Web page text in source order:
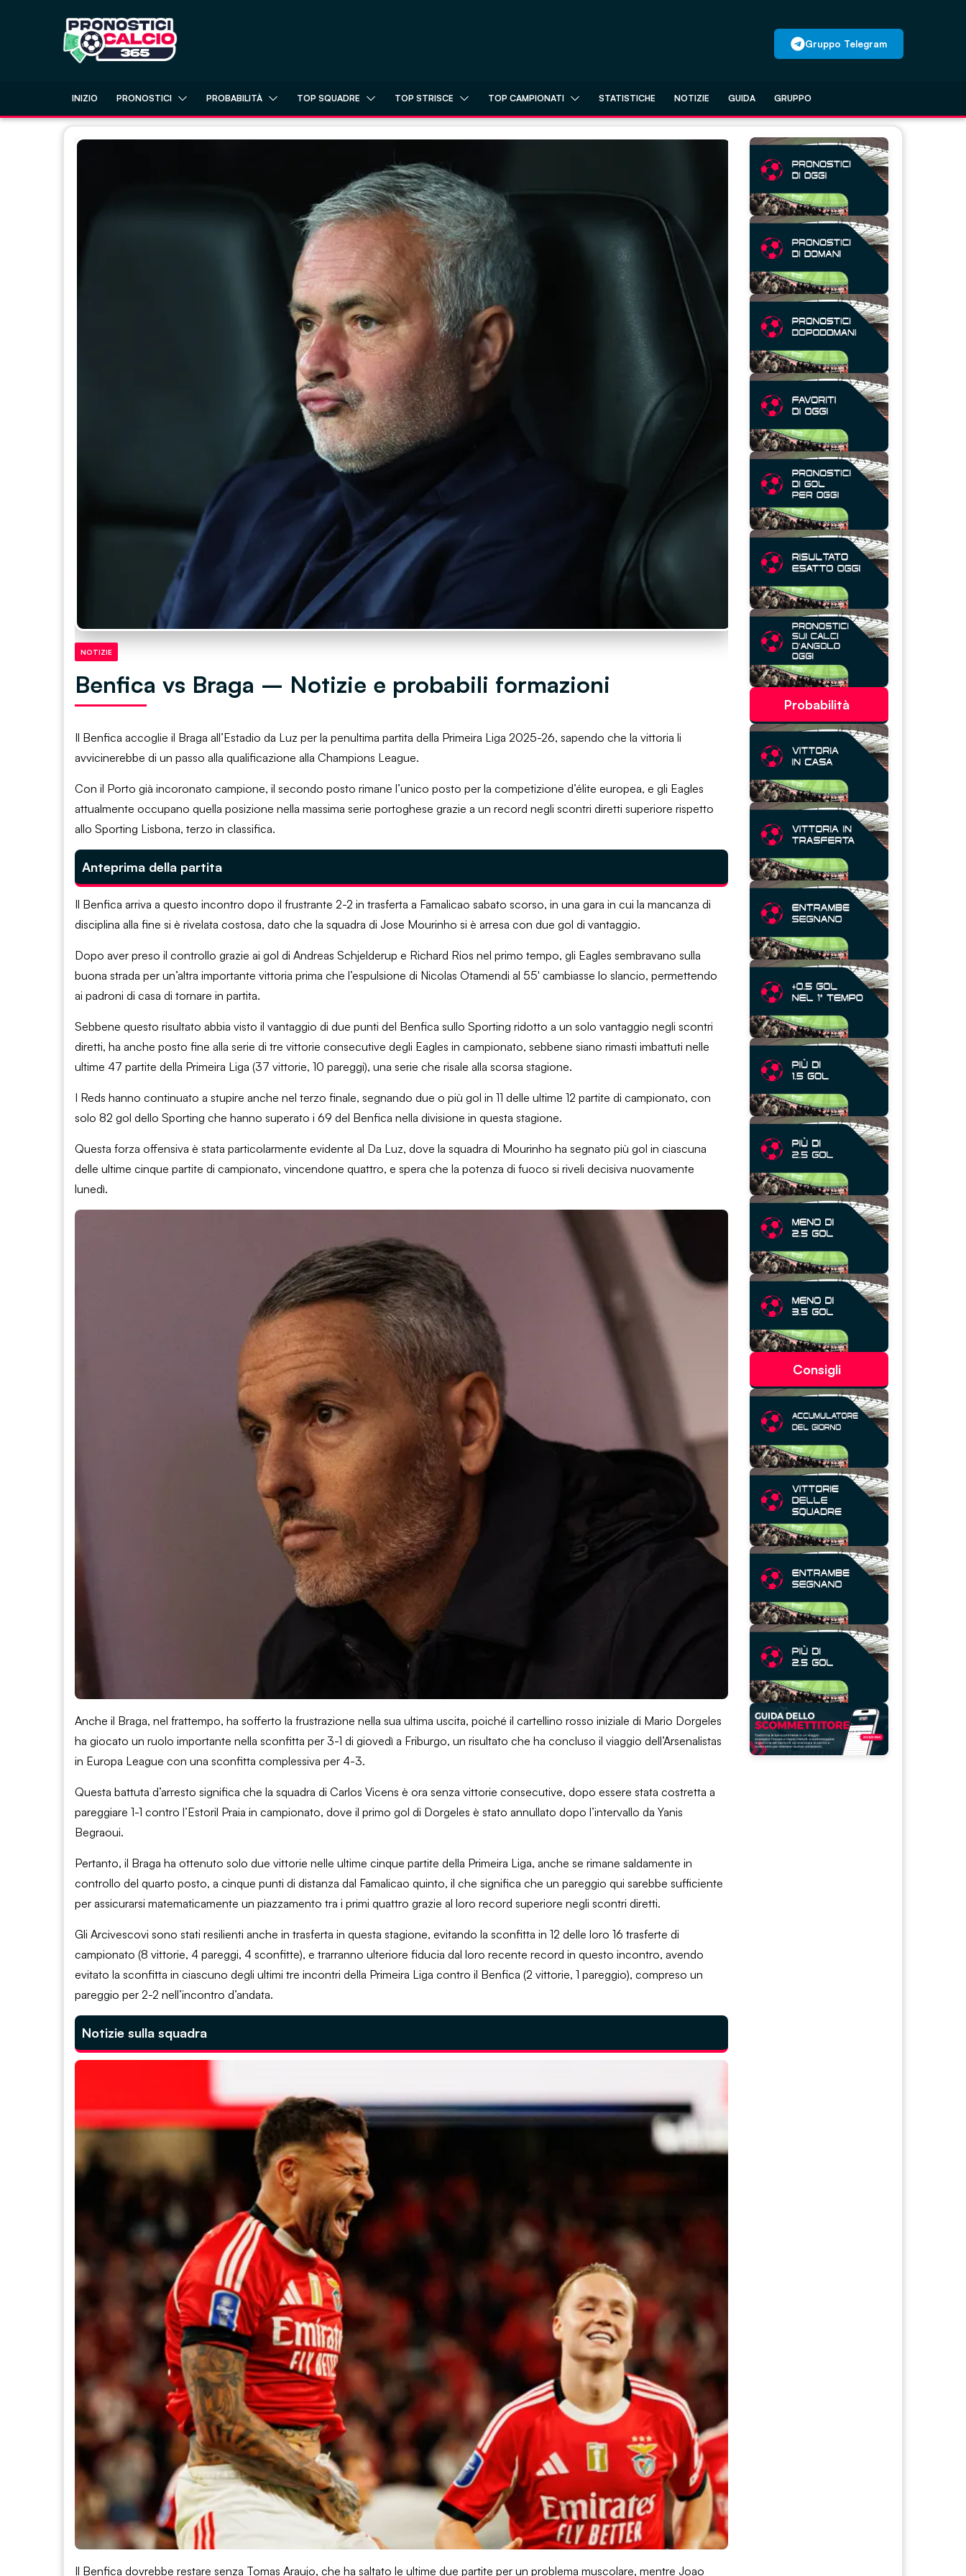
Gruppo Telegram
INIZIO PRONOSTICI PROBABILITÀ TOP SQUADRE TOP STRISCE TOP CAMPIONATI STATISTICHE NOTIZIE GUIDA GRUPPO
NOTIZIE
Benfica vs Braga – Notizie e probabili formazioni
Il Benfica accoglie il Braga all’Estadio da Luz per la penultima partita della Primeira Liga 2025-26, sapendo che la vittoria li
avvicinerebbe di un passo alla qualificazione alla Champions League.
Con il Porto già incoronato campione, il secondo posto rimane l’unico posto per la competizione d’élite europea, e gli Eagles
attualmente occupano quella posizione nella massima serie portoghese grazie a un record negli scontri diretti superiore rispetto
allo Sporting Lisbona, terzo in classifica.
Anteprima della partita
Il Benfica arriva a questo incontro dopo il frustrante 2-2 in trasferta a Famalicao sabato scorso, in una gara in cui la mancanza di
disciplina alla fine si è rivelata costosa, dato che la squadra di Jose Mourinho si è arresa con due gol di vantaggio.
Dopo aver preso il controllo grazie ai gol di Andreas Schjelderup e Richard Rios nel primo tempo, gli Eagles sembravano sulla
buona strada per un’altra importante vittoria prima che l’espulsione di Nicolas Otamendi al 55′ cambiasse lo slancio, permettendo
ai padroni di casa di tornare in partita.
Sebbene questo risultato abbia visto il vantaggio di due punti del Benfica sullo Sporting ridotto a un solo vantaggio negli scontri
diretti, ha anche posto fine alla serie di tre vittorie consecutive degli Eagles in campionato, sebbene siano rimasti imbattuti nelle
ultime 47 partite della Primeira Liga (37 vittorie, 10 pareggi), una serie che risale alla scorsa stagione.
I Reds hanno continuato a stupire anche nel terzo finale, segnando due o più gol in 11 delle ultime 12 partite di campionato, con
solo 82 gol dello Sporting che hanno superato i 69 del Benfica nella divisione in questa stagione.
Questa forza offensiva è stata particolarmente evidente al Da Luz, dove la squadra di Mourinho ha segnato più gol in ciascuna
delle ultime cinque partite di campionato, vincendone quattro, e spera che la potenza di fuoco si riveli decisiva nuovamente
lunedì.
Anche il Braga, nel frattempo, ha sofferto la frustrazione nella sua ultima uscita, poiché il cartellino rosso iniziale di Mario Dorgeles
ha giocato un ruolo importante nella sconfitta per 3-1 di giovedì a Friburgo, un risultato che ha concluso il viaggio dell’Arsenalistas
in Europa League con una sconfitta complessiva per 4-3.
Questa battuta d’arresto significa che la squadra di Carlos Vicens è ora senza vittorie consecutive, dopo essere stata costretta a
pareggiare 1-1 contro l’Estoril Praia in campionato, dove il primo gol di Dorgeles è stato annullato dopo l’intervallo da Yanis
Begraoui.
Pertanto, il Braga ha ottenuto solo due vittorie nelle ultime cinque partite della Primeira Liga, anche se rimane saldamente in
controllo del quarto posto, a cinque punti di distanza dal Famalicao quinto, il che significa che un pareggio qui sarebbe sufficiente
per assicurarsi matematicamente un piazzamento tra i primi quattro grazie al loro record superiore negli scontri diretti.
Gli Arcivescovi sono stati resilienti anche in trasferta in questa stagione, evitando la sconfitta in 12 delle loro 16 trasferte di
campionato (8 vittorie, 4 pareggi, 4 sconfitte), e trarranno ulteriore fiducia dal loro recente record in questo incontro, avendo
evitato la sconfitta in ciascuno degli ultimi tre incontri della Primeira Liga contro il Benfica (2 vittorie, 1 pareggio), compreso un
pareggio per 2-2 nell’incontro d’andata.
Notizie sulla squadra
Il Benfica dovrebbe restare senza Tomas Araujo, che ha saltato le ultime due partite per un problema muscolare, mentre Joao
Probabilità
Consigli